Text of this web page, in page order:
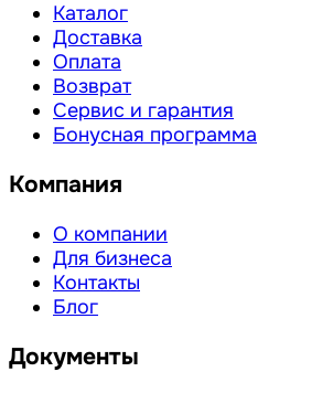
Каталог
Доставка
Оплата
Возврат
Сервис и гарантия
Бонусная программа
Компания
О компании
Для бизнеса
Контакты
Блог
Документы